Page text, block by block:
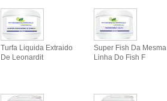
Turfa Liquida Extraido
De Leonardit
Super Fish Da Mesma
Linha Do Fish F